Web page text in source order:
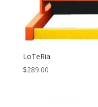
LoTeRia
$289.00